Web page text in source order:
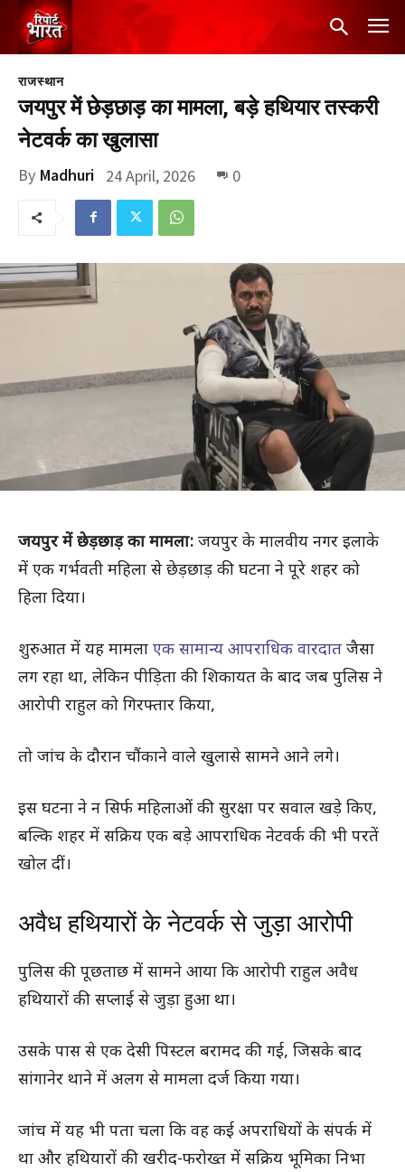
राजस्थान
जयपुर में छेड़छाड़ का मामला, बड़े हथियार तस्करी
नेटवर्क का खुलासा
By Madhuri 24 April, 2026 0
जयपुर में छेड़छाड़ का मामला: जयपुर के मालवीय नगर इलाके
में एक गर्भवती महिला से छेड़छाड़ की घटना ने पूरे शहर को
हिला दिया।
शुरुआत में यह मामला एक सामान्य आपराधिक वारदात जैसा
लग रहा था, लेकिन पीड़िता की शिकायत के बाद जब पुलिस ने
आरोपी राहुल को गिरफ्तार किया,
तो जांच के दौरान चौंकाने वाले खुलासे सामने आने लगे।
इस घटना ने न सिर्फ महिलाओं की सुरक्षा पर सवाल खड़े किए,
बल्कि शहर में सक्रिय एक बड़े आपराधिक नेटवर्क की भी परतें
खोल दीं।
अवैध हथियारों के नेटवर्क से जुड़ा आरोपी
पुलिस की पूछताछ में सामने आया कि आरोपी राहुल अवैध
हथियारों की सप्लाई से जुड़ा हुआ था।
उसके पास से एक देसी पिस्टल बरामद की गई, जिसके बाद
सांगानेर थाने में अलग से मामला दर्ज किया गया।
जांच में यह भी पता चला कि वह कई अपराधियों के संपर्क में
था और हथियारों की खरीद-फरोख्त में सक्रिय भूमिका निभा